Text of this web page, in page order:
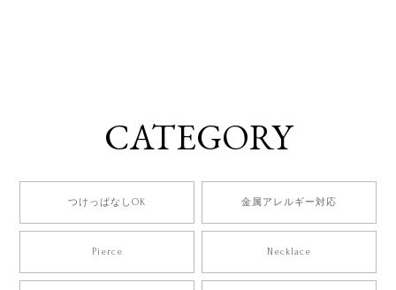
CATEGORY
つけっぱなしOK 金属アレルギー対応
Pierce Necklace